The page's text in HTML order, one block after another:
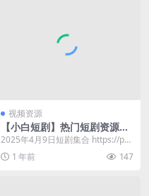
视频资源
【小白短剧】热门短剧资源免
费分享2025年4月9日
2025年4月9日短剧集合 https://pa
n.quark.cn/s/e21...
1 年前 147